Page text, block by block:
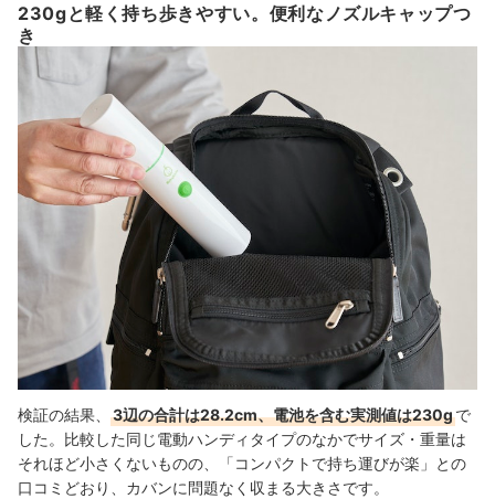
230gと軽く持ち歩きやすい。便利なノズルキャップつ
き
検証の結果、 3辺の合計は28.2cm、電池を含む実測値は230gで
した。比較した同じ電動ハンディタイプのなかでサイズ・重量は
それほど小さくないものの、
「コンパクトで持ち運びが楽」との
口コミどおり、カバンに問題なく収まる大きさです。